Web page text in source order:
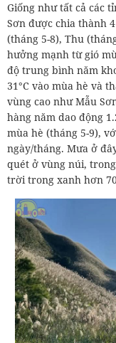
Giống như tất cả các
Sơn được chia thành
(tháng 5-8), Thu
hưởng mạnh từ gió
độ trung bình năm
31°C vào mùa hè và
vùng cao như Mẫu
hàng năm dao động
mùa hè (tháng 5-9),
ngày/tháng. Mưa ở
quét ở vùng núi,
trời trong xanh hơn